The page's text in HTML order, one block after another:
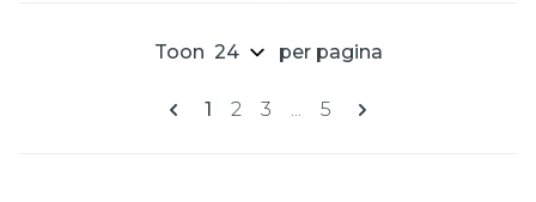
Pagina's
U lees momenteel pagina
1 Pagina
2 Pagina
3 ... Pagina
5
Toon per pagina